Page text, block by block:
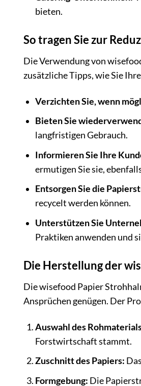
bieten.
So tragen Sie zur
Die Verwendung von
zusätzliche Tipps, wie Sie
Verzichten Sie, wenn
Bieten Sie
langfristigen Gebrauch.
Informieren Sie Ihre
ermutigen Sie sie,
Entsorgen Sie die
recycelt werden können.
Unterstützen Sie
Praktiken anwenden und
Die Herstellung der
Die wisefood Papier
Ansprüchen genügen. Der
Auswahl des
Forstwirtschaft stammt.
Zuschnitt des Papiers:
Formgebung: Die